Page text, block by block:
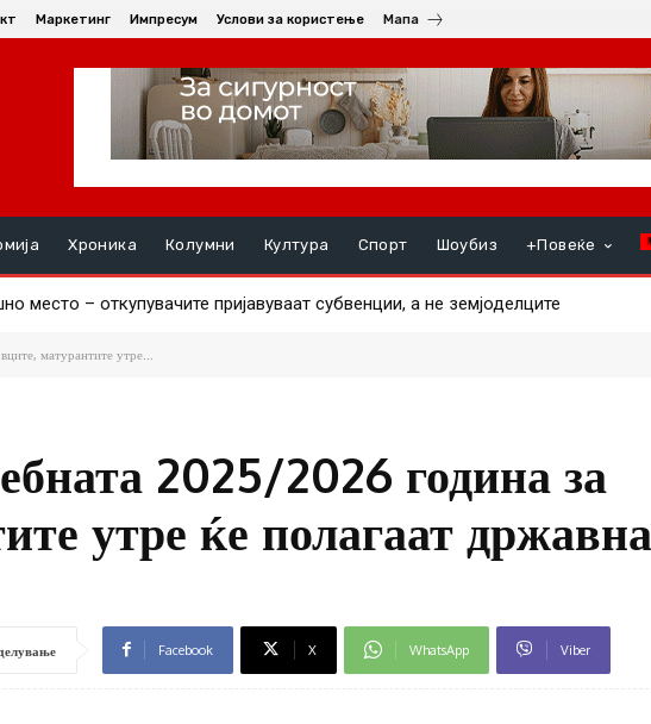
Маркетинг Импресум Услови за користење Мапа
Хроника Колумни Култура Спорт Шоубиз +Повеќе
– откупувачите пријавуваат субвенции, а не земјоделците
пристигна, другиот за два дена
матурантите утре...
2025/2026 година за
утре ќе полагаат државна
Facebook X WhatsApp Viber